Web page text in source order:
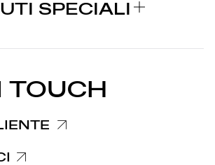
STAMPA
SPECIALI
OF
STAMPA
TOUCH